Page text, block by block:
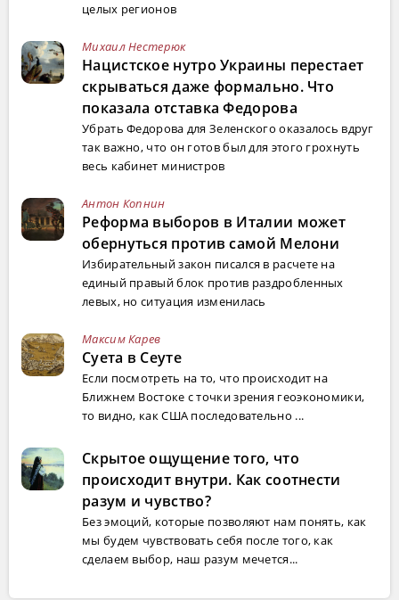
целых регионов
Михаил Нестерюк
Нацистское нутро Украины перестает
скрываться даже формально. Что
показала отставка Федорова
Убрать Федорова для Зеленского оказалось вдруг
так важно, что он готов был для этого грохнуть
весь кабинет министров
Антон Копнин
Реформа выборов в Италии может
обернуться против самой Мелони
Избирательный закон писался в расчете на
единый правый блок против раздробленных
левых, но ситуация изменилась
Максим Карев
Суета в Сеуте
Если посмотреть на то, что происходит на
Ближнем Востоке с точки зрения геоэкономики,
то видно, как США последовательно ...
Скрытое ощущение того, что
происходит внутри. Как соотнести
разум и чувство?
Без эмоций, которые позволяют нам понять, как
мы будем чувствовать себя после того, как
сделаем выбор, наш разум мечется...